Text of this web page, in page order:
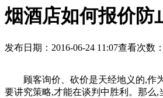
烟酒店如何报价防
发布日期：2016-06-24 11:07查看次数：
顾客询价、砍价是天经地义的,作为
要讲究策略,才能在谈判中胜利。那么,